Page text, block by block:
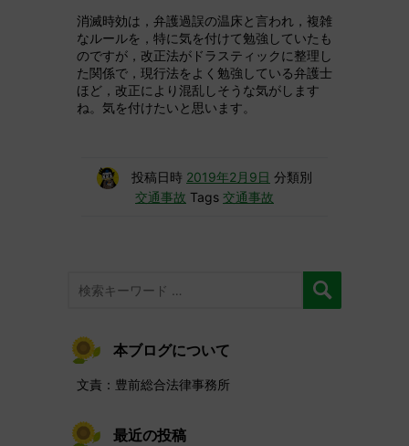
消滅時効は，弁護過誤の温床と言われ，複雑
なルールを，特に気を付けて勉強していたも
のですが，改正法がドラスティックに整理し
た関係で，現行法をよく勉強している弁護士
ほど，改正により混乱しそうな気がします
ね。気を付けたいと思います。
投稿日時 2019年2月9日 分類別
交通事故 Tags 交通事故
本ブログについて
文責：豊前総合法律事務所
最近の投稿